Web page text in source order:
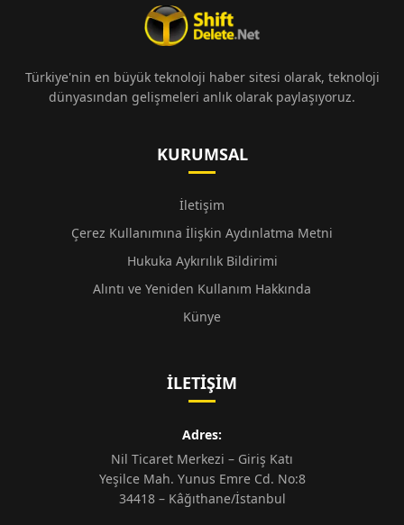
Türkiye'nin en büyük teknoloji haber sitesi olarak, teknoloji
dünyasından gelişmeleri anlık olarak paylaşıyoruz.
KURUMSAL
İletişim
Çerez Kullanımına İlişkin Aydınlatma Metni
Hukuka Aykırılık Bildirimi
Alıntı ve Yeniden Kullanım Hakkında
Künye
İLETIŞIM
Adres:
Nil Ticaret Merkezi – Giriş Katı
Yeşilce Mah. Yunus Emre Cd. No:8
34418 – Kâğıthane/İstanbul